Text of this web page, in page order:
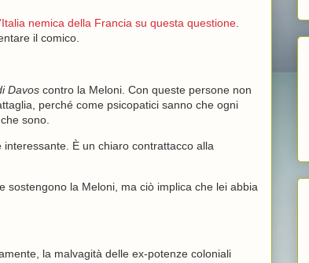
nemica della Francia su questa questione.
il comico.
Davoscontro la Meloni. Con queste persone non
perché come psicopatici sanno che ogni
sono.
È un chiaro contrattacco alla
la Meloni, ma ciò implica che lei abbia
la malvagità delle ex-potenze coloniali